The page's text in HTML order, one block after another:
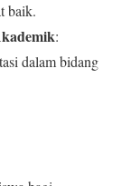
baik.
:
dalam bidang